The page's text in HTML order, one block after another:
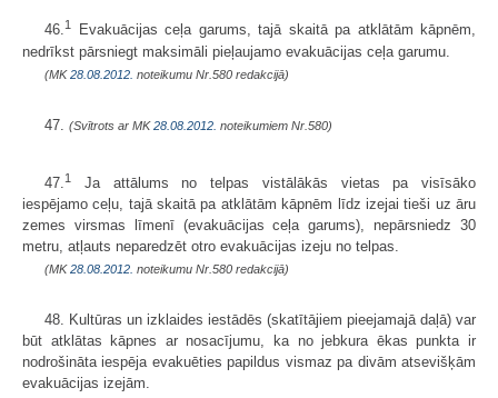
46.1
Evakuācijas ceļa garums, tajā skaitā pa atklātām kāpnēm,
nedrīkst pārsniegt maksimāli pieļaujamo evakuācijas ceļa garumu.
(MK28.08.2012. noteikumu Nr.580 redakcijā)
47. (Svītrots ar MK28.08.2012. noteikumiem Nr.580)
47.1
Ja attālums no telpas vistālākās vietas pa visīsāko
iespējamo ceļu, tajā skaitā pa atklātām kāpnēm līdz izejai tieši uz āru
zemes virsmas līmenī (evakuācijas ceļa garums), nepārsniedz 30
metru, atļauts neparedzēt otro evakuācijas izeju no telpas.
(MK28.08.2012. noteikumu Nr.580 redakcijā)
48. Kultūras un izklaides iestādēs (skatītājiem pieejamajā daļā) var
būt atklātas kāpnes ar nosacījumu, ka no jebkura ēkas punkta ir
nodrošināta iespēja evakuēties papildus vismaz pa divām atsevišķām
evakuācijas izejām.